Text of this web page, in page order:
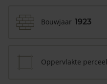
Bouwjaar 1923
Oppervlakte perceel